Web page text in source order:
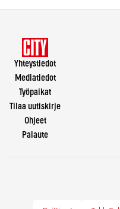
Yhteystiedot
Mediatiedot
Työpaikat
Tilaa uutiskirje
Ohjeet
Palaute